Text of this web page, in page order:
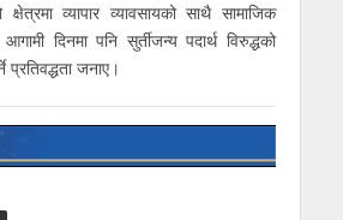
व्यापार व्यावसायको साथै सामाजिक
दिनमा पनि सुर्तीजन्य पदार्थ विरुद्धको
प्रतिवद्धता जनाए।